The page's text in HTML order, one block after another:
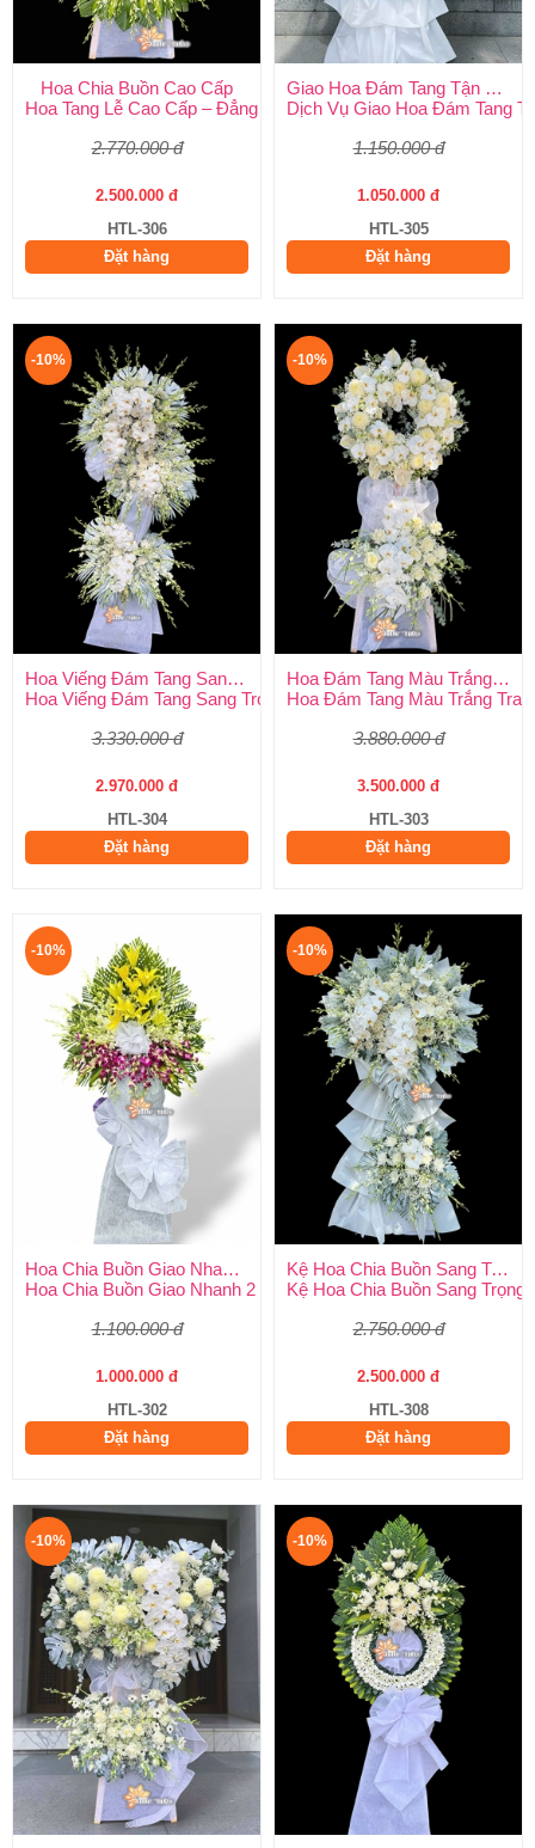
Hoa Chia Buồn Cao Cấp
Hoa Tang Lễ Cao Cấp – Đẳng Cấp Tinh Tế, Kính Viếng Trang
2.770.000 đ
2.500.000 đ
HTL-306
Đặt hàng
Giao Hoa Đám Tang Tận Nơi Toàn Quốc
Dịch Vụ Giao Hoa Đám Tang
1.150.000 đ
1.050.000 đ
HTL-305
Đặt hàng
-10%
Hoa Viếng Đám Tang Sang Trọng
Hoa Viếng Đám Tang Sang Trọng – Kính Tận Tâm, Tiễn Biệt
3.330.000 đ
2.970.000 đ
HTL-304
Đặt hàng
-10%
Hoa Đám Tang Màu Trắng Trang Nghiêm
Hoa Đám Tang Màu Trắng
3.880.000 đ
3.500.000 đ
HTL-303
Đặt hàng
-10%
Hoa Chia Buồn Giao Nhanh 2 Giờ
Hoa Chia Buồn Giao Nhanh 2 Giờ – Dịch Vụ Uy Tín Tại Huy
1.100.000 đ
1.000.000 đ
HTL-302
Đặt hàng
-10%
Kệ Hoa Chia Buồn Sang Trọng
Kệ Hoa Chia Buồn Sang
2.750.000 đ
2.500.000 đ
HTL-308
Đặt hàng
-10% -10%